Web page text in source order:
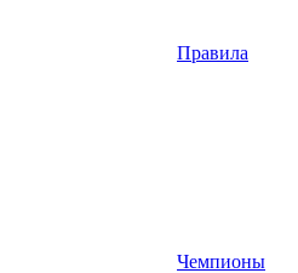
Правила
Чемпионы